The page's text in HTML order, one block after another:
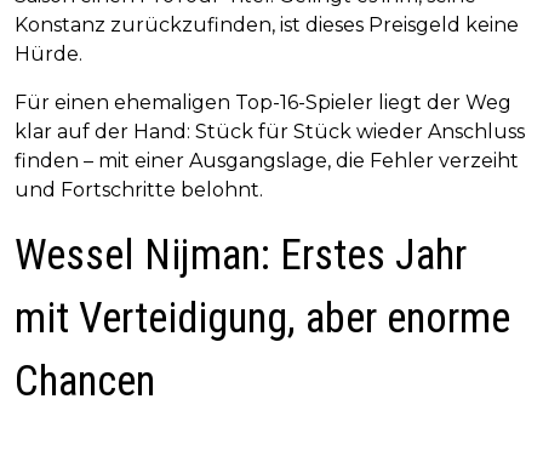
Konstanz zurückzufinden, ist dieses Preisgeld keine
Hürde.
Für einen ehemaligen Top-16-Spieler liegt der Weg
klar auf der Hand: Stück für Stück wieder Anschluss
finden – mit einer Ausgangslage, die Fehler verzeiht
und Fortschritte belohnt.
Wessel Nijman: Erstes Jahr
mit Verteidigung, aber enorme
Chancen